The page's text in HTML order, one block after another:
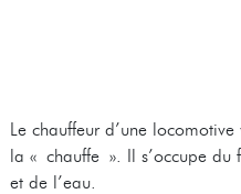
Le chauffeur d’une
la « chauffe ». Il s’occupe du
et de l’eau.